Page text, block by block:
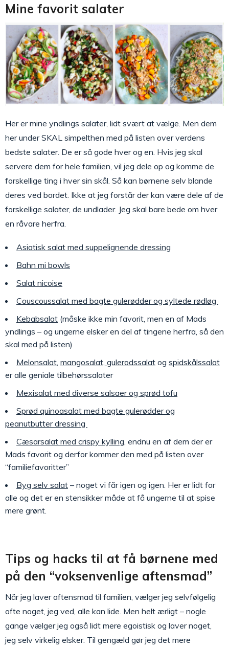
Mine favorit salater
Her er mine yndlings salater, lidt svært at vælge. Men dem
her under SKAL simpelthen med på listen over verdens
bedste salater. De er så gode hver og en. Hvis jeg skal
servere dem for hele familien, vil jeg dele op og komme de
forskellige ting i hver sin skål. Så kan børnene selv blande
deres ved bordet. Ikke at jeg forstår der kan være dele af de
forskellige salater, de undlader. Jeg skal bare bede om hver
en råvare herfra.
Asiatisk salat med suppelignende dressing
Bahn mi bowls
Salat nicoise
Couscoussalat med bagte gulerødder og syltede rødløg
Kebabsalat (måske ikke min favorit, men en af Mads
yndlings – og ungerne elsker en del af tingene herfra, så den
skal med på listen)
Melonsalat, mangosalat, gulerodssalat og spidskålssalat
er alle geniale tilbehørssalater
Mexisalat med diverse salsaer og sprød tofu
Sprød quinoasalat med bagte gulerødder og
peanutbutter dressing
Cæsarsalat med crispy kylling, endnu en af dem der er
Mads favorit og derfor kommer den med på listen over
“familiefavoritter”
Byg selv salat – noget vi får igen og igen. Her er lidt for
alle og det er en stensikker måde at få ungerne til at spise
mere grønt.
Tips og hacks til at få børnene med
på den “voksenvenlige aftensmad”
Når jeg laver aftensmad til familien, vælger jeg selvfølgelig
ofte noget, jeg ved, alle kan lide. Men helt ærligt – nogle
gange vælger jeg også lidt mere egoistisk og laver noget,
jeg selv virkelig elsker. Til gengæld gør jeg det mere